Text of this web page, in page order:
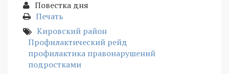
Повестка дня
Печать
Кировский район
Профилактический рейд
профилактика правонарушений
подростками